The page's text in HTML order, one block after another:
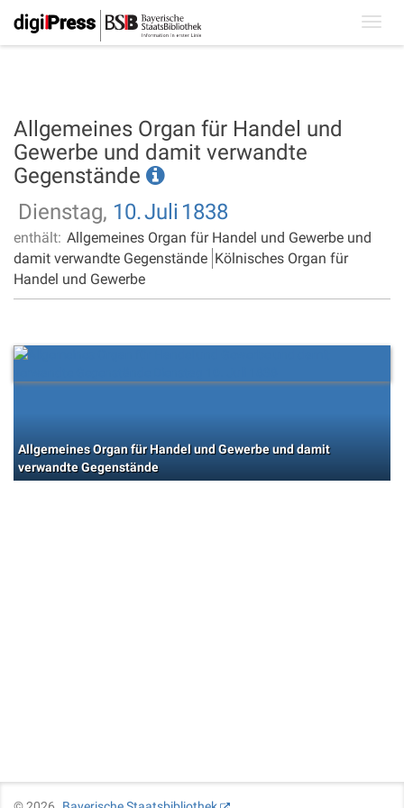
Allgemeines Organ für Handel und
Gewerbe und damit verwandte
Gegenstände
Dienstag, 10.Juli 1838
enthält: Allgemeines Organ für Handel und Gewerbe und
damit verwandte Gegenstände Kölnisches Organ für
Handel und Gewerbe
Allgemeines Organ für Handel und Gewerbe und damit
verwandte Gegenstände